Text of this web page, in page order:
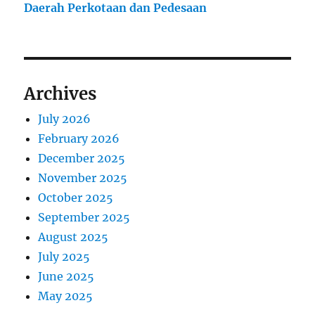
Daerah Perkotaan dan Pedesaan
Archives
July 2026
February 2026
December 2025
November 2025
October 2025
September 2025
August 2025
July 2025
June 2025
May 2025